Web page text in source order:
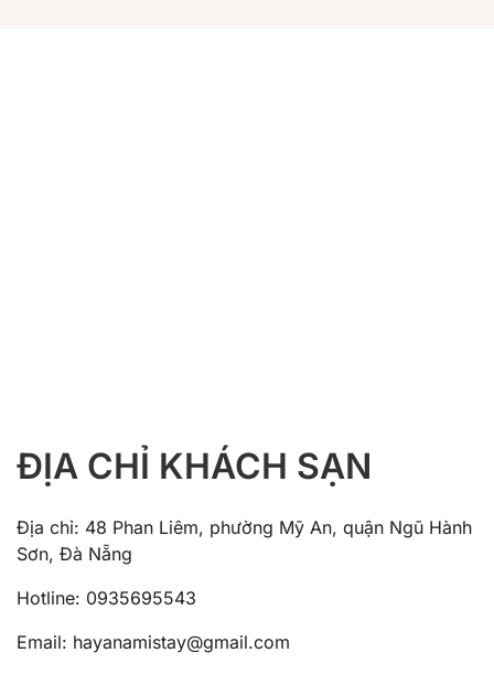
ĐỊA CHỈ KHÁCH SẠN
Địa chỉ: 48 Phan Liêm, phường Mỹ An, quận Ngũ Hành
Sơn, Đà Nẵng
Hotline: 0935695543
Email: hayanamistay@gmail.com